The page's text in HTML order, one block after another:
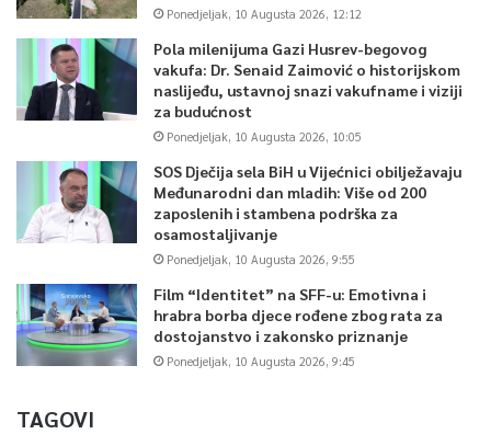
Ponedjeljak, 10 Augusta 2026, 12:12
Pola milenijuma Gazi Husrev-begovog
vakufa: Dr. Senaid Zaimović o historijskom
naslijeđu, ustavnoj snazi vakufname i viziji
za budućnost
Ponedjeljak, 10 Augusta 2026, 10:05
SOS Dječija sela BiH u Vijećnici obilježavaju
Međunarodni dan mladih: Više od 200
zaposlenih i stambena podrška za
osamostaljivanje
Ponedjeljak, 10 Augusta 2026, 9:55
Film “Identitet” na SFF-u: Emotivna i
hrabra borba djece rođene zbog rata za
dostojanstvo i zakonsko priznanje
Ponedjeljak, 10 Augusta 2026, 9:45
TAGOVI